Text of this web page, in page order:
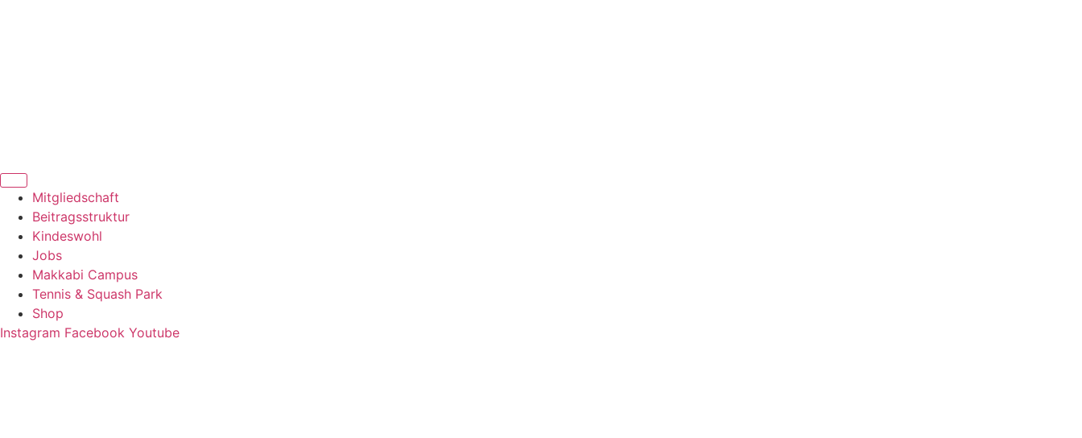
Mitgliedschaft
Beitragsstruktur
Kindeswohl
Jobs
Makkabi Campus
Tennis & Squash Park
Shop
Instagram Facebook Youtube